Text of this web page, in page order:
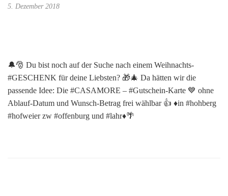
5. Dezember 2018
🔔🎅 Du bist noch auf der Suche nach einem Weihnachts-
#GESCHENK für deine Liebsten? 🎁🎄 Da hätten wir die
passende Idee: Die #CASAMORE – #Gutschein-Karte 💙 ohne
Ablauf-Datum und Wunsch-Betrag frei wählbar 👍 ♦️in #hohberg
#hofweier zw #offenburg und #lahr♦️🌴